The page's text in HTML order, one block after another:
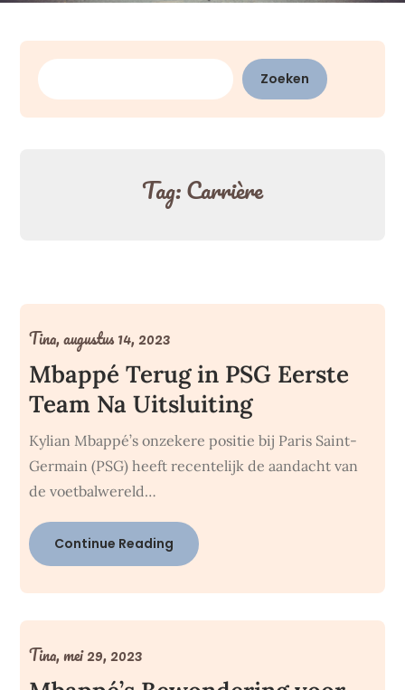
Zoeken
Zoeken
Tag:Carrière
Mbappé Terug in PSG Eerste
Team Na Uitsluiting
Tina,augustus 14, 2023
Kylian Mbappé’s onzekere positie bij Paris Saint-
Germain (PSG) heeft recentelijk de aandacht van
de voetbalwereld…
Continue Reading
Tina,mei 29, 2023